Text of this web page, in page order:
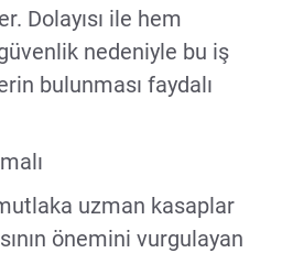
Dolayısı ile hem
nedeniyle bu iş
bulunması faydalı
uzman kasaplar
önemini vurgulayan